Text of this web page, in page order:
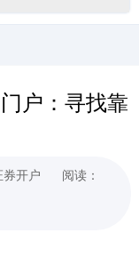
户：寻找靠
开户
阅读：